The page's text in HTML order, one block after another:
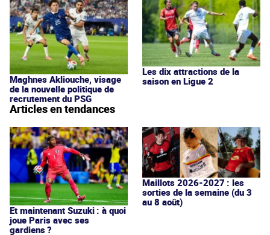
Maghnes Akliouche, visage
de la nouvelle politique de
recrutement du PSG
Les dix attractions de la
saison en Ligue 2
Articles en tendances
Et maintenant Suzuki : à quoi
joue Paris avec ses
gardiens ?
Maillots 2026-2027 : les
sorties de la semaine (du 3
au 8 août)